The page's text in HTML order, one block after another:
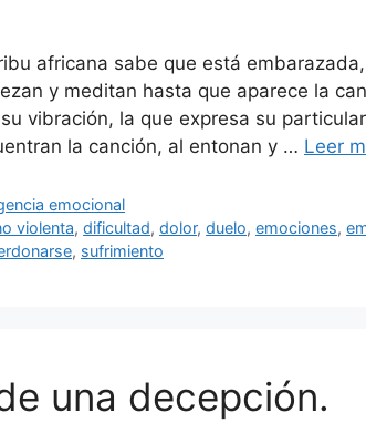
africana sabe que está
y meditan hasta que aparece la
vibración, la que expresa su
la canción, al entonan y … Leer
emocional
violenta,dificultad,dolor,duelo,emociones,
, sufrimiento
una decepción.